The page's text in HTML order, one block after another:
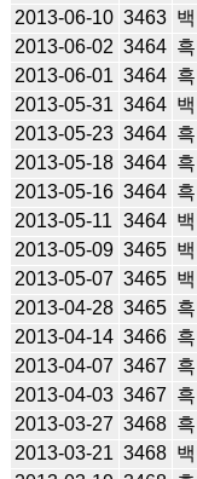
2013-06-10 3463
2013-06-02 3464
2013-06-01 3464
2013-05-31 3464
2013-05-23 3464
2013-05-18 3464
2013-05-16 3464
2013-05-11 3464
2013-05-09 3465
2013-05-07 3465
2013-04-28 3465
2013-04-14 3466
2013-04-07 3467
2013-04-03 3467
2013-03-27 3468
2013-03-21 3468